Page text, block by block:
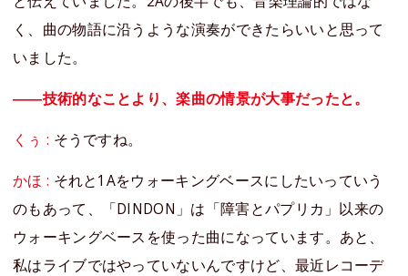
く、曲の物語に沿うような演奏ができたらいいと思って
いました。
――技術的なことより、楽曲の情景が大事だったと。
くぅ : そうですね。
かほ : それと1Aをウォーキングベースにしたいっていう
のもあって、「DINDON」は「障害とパプリカ」以来の
ウォーキングベースを使った曲になっています。あと、
私はライブではやっていないんですけど、最近レコーデ